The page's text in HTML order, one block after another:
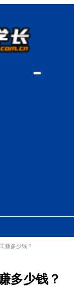
赚多少钱？
多少钱？